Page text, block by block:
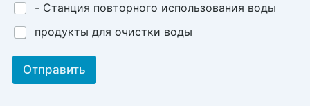
- Станция повторного использования воды
продукты для очистки воды
Отправить